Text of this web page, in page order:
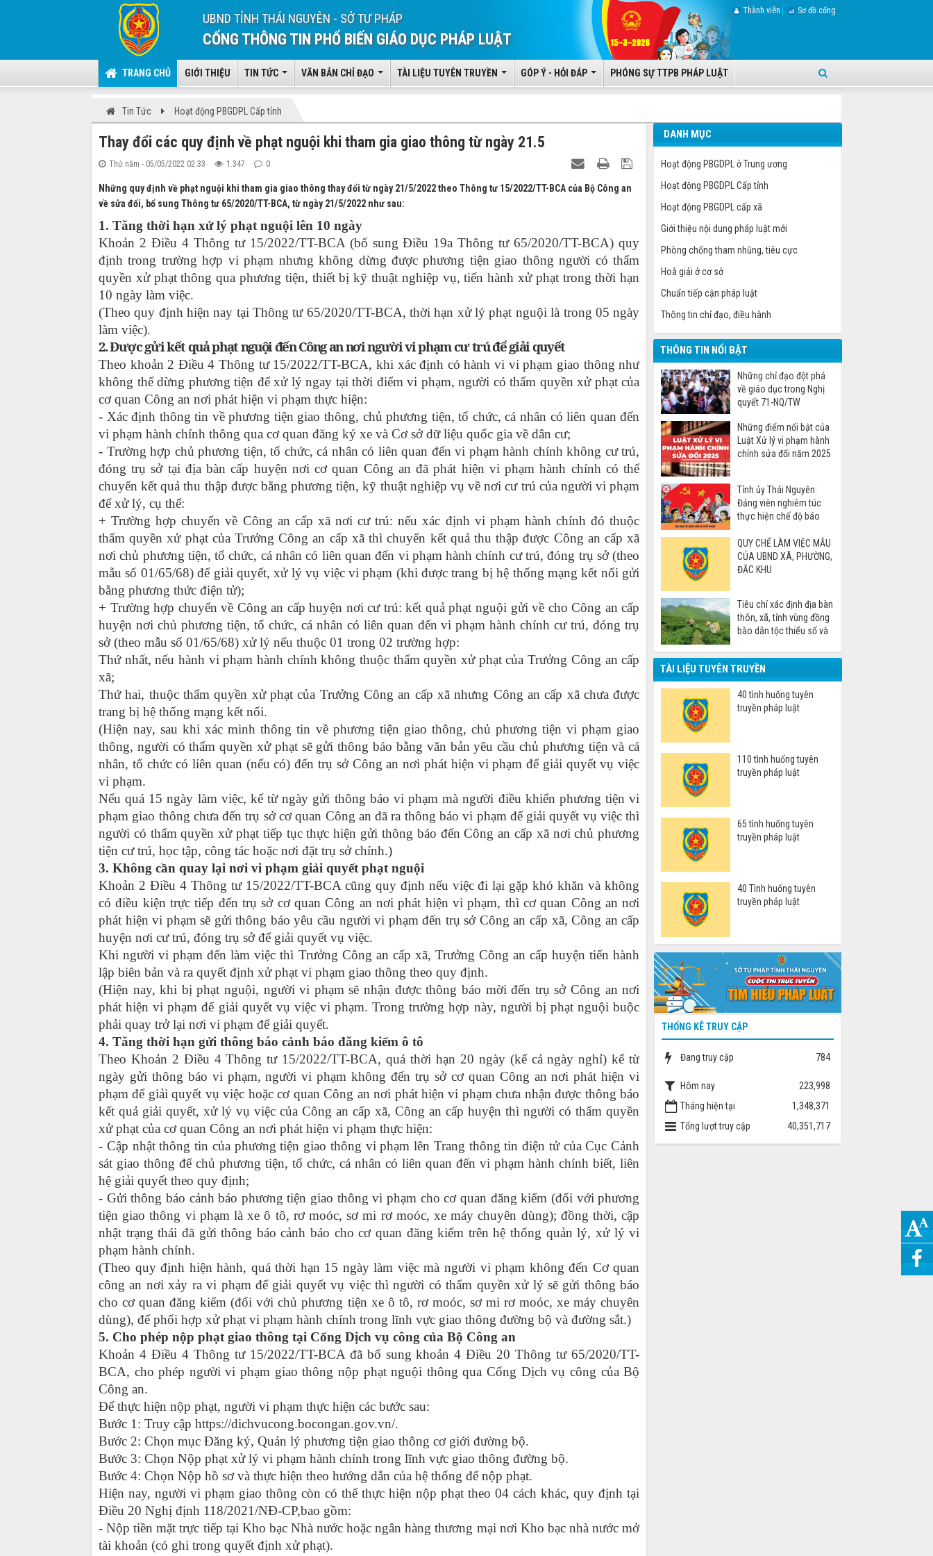
UBND TỈNH THÁI NGUYÊN - SỞ TƯ PHÁP
CỔNG THÔNG TIN PHỔ BIẾN GIÁO DỤC PHÁP LUẬT
TRANG CHỦ GIỚI THIỆU TIN TỨC VĂN BẢN CHỈ ĐẠO TÀI LIỆU TUYÊN TRUYỀN GÓP Ý - HỎI ĐÁP PHÓNG SỰ TTPB PHÁP LUẬT
Thành viên Sơ đồ cổng
Tin Tức Hoạt động PBGDPL Cấp tỉnh
Thay đổi các quy định về phạt nguội khi tham gia giao thông từ ngày 21.5
Thứ năm - 05/05/2022 02:33 1.347 0
Những quy định về phạt nguội khi tham gia giao thông thay đổi từ ngày 21/5/2022 theo Thông tư 15/2022/TT-BCA của Bộ Công an
về sửa đổi, bổ sung Thông tư 65/2020/TT-BCA, từ ngày 21/5/2022 như sau:
1. Tăng thời hạn xử lý phạt nguội lên 10 ngày
Khoản 2 Điều 4 Thông tư 15/2022/TT-BCA (bổ sung Điều 19a Thông tư 65/2020/TT-BCA) quy
định trong trường hợp vi phạm nhưng không dừng được phương tiện giao thông người có thẩm
quyền xử phạt thông qua phương tiện, thiết bị kỹ thuật nghiệp vụ, tiến hành xử phạt trong thời hạn
10 ngày làm việc.
(Theo quy định hiện nay tại Thông tư 65/2020/TT-BCA, thời hạn xử lý phạt nguội là trong 05 ngày
làm việc).
2. Được gửi kết quả phạt nguội đến Công an nơi người vi phạm cư trú để giải quyết
Theo khoản 2 Điều 4 Thông tư 15/2022/TT-BCA, khi xác định có hành vi vi phạm giao thông như
không thể dừng phương tiện để xử lý ngay tại thời điểm vi phạm, người có thẩm quyền xử phạt của
cơ quan Công an nơi phát hiện vi phạm thực hiện:
- Xác định thông tin về phương tiện giao thông, chủ phương tiện, tổ chức, cá nhân có liên quan đến
vi phạm hành chính thông qua cơ quan đăng ký xe và Cơ sở dữ liệu quốc gia về dân cư;
- Trường hợp chủ phương tiện, tổ chức, cá nhân có liên quan đến vi phạm hành chính không cư trú,
đóng trụ sở tại địa bàn cấp huyện nơi cơ quan Công an đã phát hiện vi phạm hành chính có thể
chuyển kết quả thu thập được bằng phương tiện, kỹ thuật nghiệp vụ về nơi cư trú của người vi phạm
để xử lý, cụ thể:
+ Trường hợp chuyển về Công an cấp xã nơi cư trú: nếu xác định vi phạm hành chính đó thuộc
thẩm quyền xử phạt của Trưởng Công an cấp xã thì chuyển kết quả thu thập được Công an cấp xã
nơi chủ phương tiện, tổ chức, cá nhân có liên quan đến vi phạm hành chính cư trú, đóng trụ sở (theo
mẫu số 01/65/68) để giải quyết, xử lý vụ việc vi phạm (khi được trang bị hệ thống mạng kết nối gửi
bằng phương thức điện tử);
+ Trường hợp chuyển về Công an cấp huyện nơi cư trú: kết quả phạt nguội gửi về cho Công an cấp
huyện nơi chủ phương tiện, tổ chức, cá nhân có liên quan đến vi phạm hành chính cư trú, đóng trụ
sở (theo mẫu số 01/65/68) xử lý nếu thuộc 01 trong 02 trường hợp:
Thứ nhất, nếu hành vi phạm hành chính không thuộc thẩm quyền xử phạt của Trưởng Công an cấp
xã;
Thứ hai, thuộc thẩm quyền xử phạt của Trưởng Công an cấp xã nhưng Công an cấp xã chưa được
trang bị hệ thống mạng kết nối.
(Hiện nay, sau khi xác minh thông tin về phương tiện giao thông, chủ phương tiện vi phạm giao
thông, người có thẩm quyền xử phạt sẽ gửi thông báo bằng văn bản yêu cầu chủ phương tiện và cá
nhân, tổ chức có liên quan (nếu có) đến trụ sở Công an nơi phát hiện vi phạm để giải quyết vụ việc
vi phạm.
Nếu quá 15 ngày làm việc, kể từ ngày gửi thông báo vi phạm mà người điều khiển phương tiện vi
phạm giao thông chưa đến trụ sở cơ quan Công an đã ra thông báo vi phạm để giải quyết vụ việc thì
người có thẩm quyền xử phạt tiếp tục thực hiện gửi thông báo đến Công an cấp xã nơi chủ phương
tiện cư trú, học tập, công tác hoặc nơi đặt trụ sở chính.)
3. Không cần quay lại nơi vi phạm giải quyết phạt nguội
Khoản 2 Điều 4 Thông tư 15/2022/TT-BCA cũng quy định nếu việc đi lại gặp khó khăn và không
có điều kiện trực tiếp đến trụ sở cơ quan Công an nơi phát hiện vi phạm, thì cơ quan Công an nơi
phát hiện vi phạm sẽ gửi thông báo yêu cầu người vi phạm đến trụ sở Công an cấp xã, Công an cấp
huyện nơi cư trú, đóng trụ sở để giải quyết vụ việc.
Khi người vi phạm đến làm việc thì Trưởng Công an cấp xã, Trưởng Công an cấp huyện tiến hành
lập biên bản và ra quyết định xử phạt vi phạm giao thông theo quy định.
(Hiện nay, khi bị phạt nguội, người vi phạm sẽ nhận được thông báo mời đến trụ sở Công an nơi
phát hiện vi phạm để giải quyết vụ việc vi phạm. Trong trường hợp này, người bị phạt nguội buộc
phải quay trở lại nơi vi phạm để giải quyết.
4. Tăng thời hạn gửi thông báo cảnh báo đăng kiểm ô tô
Theo Khoản 2 Điều 4 Thông tư 15/2022/TT-BCA, quá thời hạn 20 ngày (kể cả ngày nghỉ) kể từ
ngày gửi thông báo vi phạm, người vi phạm không đến trụ sở cơ quan Công an nơi phát hiện vi
phạm để giải quyết vụ việc hoặc cơ quan Công an nơi phát hiện vi phạm chưa nhận được thông báo
kết quả giải quyết, xử lý vụ việc của Công an cấp xã, Công an cấp huyện thì người có thẩm quyền
xử phạt của cơ quan Công an nơi phát hiện vi phạm thực hiện:
- Cập nhật thông tin của phương tiện giao thông vi phạm lên Trang thông tin điện tử của Cục Cảnh
sát giao thông để chủ phương tiện, tổ chức, cá nhân có liên quan đến vi phạm hành chính biết, liên
hệ giải quyết theo quy định;
- Gửi thông báo cảnh báo phương tiện giao thông vi phạm cho cơ quan đăng kiểm (đối với phương
tiện giao thông vi phạm là xe ô tô, rơ moóc, sơ mi rơ moóc, xe máy chuyên dùng); đồng thời, cập
nhật trạng thái đã gửi thông báo cảnh báo cho cơ quan đăng kiểm trên hệ thống quản lý, xử lý vi
phạm hành chính.
(Theo quy định hiện hành, quá thời hạn 15 ngày làm việc mà người vi phạm không đến Cơ quan
công an nơi xảy ra vi phạm để giải quyết vụ việc thì người có thẩm quyền xử lý sẽ gửi thông báo
cho cơ quan đăng kiểm (đối với chủ phương tiện xe ô tô, rơ moóc, sơ mi rơ moóc, xe máy chuyên
dùng), để phối hợp xử phạt vi phạm hành chính trong lĩnh vực giao thông đường bộ và đường sắt.)
5. Cho phép nộp phạt giao thông tại Cổng Dịch vụ công của Bộ Công an
Khoản 4 Điều 4 Thông tư 15/2022/TT-BCA đã bổ sung khoản 4 Điều 20 Thông tư 65/2020/TT-
BCA, cho phép người vi phạm giao thông nộp phạt nguội thông qua Cổng Dịch vụ công của Bộ
Công an.
Để thực hiện nộp phạt, người vi phạm thực hiện các bước sau:
Bước 1: Truy cập https://dichvucong.bocongan.gov.vn/.
Bước 2: Chọn mục Đăng ký, Quản lý phương tiện giao thông cơ giới đường bộ.
Bước 3: Chọn Nộp phạt xử lý vi phạm hành chính trong lĩnh vực giao thông đường bộ.
Bước 4: Chọn Nộp hồ sơ và thực hiện theo hướng dẫn của hệ thống để nộp phạt.
Hiện nay, người vi phạm giao thông còn có thể thực hiện nộp phạt theo 04 cách khác, quy định tại
Điều 20 Nghị định 118/2021/NĐ-CP,bao gồm:
- Nộp tiền mặt trực tiếp tại Kho bạc Nhà nước hoặc ngân hàng thương mại nơi Kho bạc nhà nước mở
tài khoản (có ghi trong quyết định xử phạt).
DANH MỤC
Hoạt động PBGDPL ở Trung ương
Hoạt động PBGDPL Cấp tỉnh
Hoạt động PBGDPL cấp xã
Giới thiệu nội dung pháp luật mới
Phòng chống tham nhũng, tiêu cực
Hoà giải ở cơ sở
Chuẩn tiếp cận pháp luật
Thông tin chỉ đạo, điều hành
THÔNG TIN NỔI BẬT
Những chỉ đạo đột phá
về giáo dục trong Nghị
quyết 71-NQ/TW
Những điểm nổi bật của
Luật Xử lý vi phạm hành
chính sửa đổi năm 2025
Tỉnh ủy Thái Nguyên:
Đảng viên nghiêm túc
thực hiện chế độ báo
QUY CHẾ LÀM VIỆC MẪU
CỦA UBND XÃ, PHƯỜNG,
ĐẶC KHU
Tiêu chí xác định địa bàn
thôn, xã, tỉnh vùng đồng
bào dân tộc thiểu số và
TÀI LIỆU TUYÊN TRUYỀN
40 tình huống tuyên
truyền pháp luật
110 tình huống tuyên
truyền pháp luật
65 tình huống tuyên
truyền pháp luật
40 Tình huống tuyên
truyền pháp luật
THỐNG KÊ TRUY CẬP
Đang truy cập 784
Hôm nay
223,998
Tháng hiện tại
1,348,371
Tổng lượt truy cập
40,351,717